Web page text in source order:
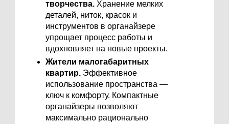
творчества. Хранение мелких
деталей, ниток, красок и
инструментов в органайзере
упрощает процесс работы и
вдохновляет на новые проекты.
Жители малогабаритных
квартир. Эффективное
использование пространства —
ключ к комфорту. Компактные
органайзеры позволяют
максимально рационально